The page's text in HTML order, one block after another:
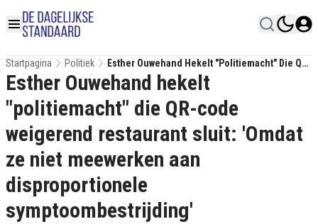
Startpagina Politiek
Esther Ouwehand Hekelt "politiemacht" Die QR-
Code Weigerend Restaurant Sluit: 'Omdat Ze
Niet Meewerken Aan Disproportionele
Symptoombestrijding'
Esther Ouwehand hekelt
"politiemacht" die QR-code
weigerend restaurant sluit: 'Omdat
ze niet meewerken aan
disproportionele
symptoombestrijding'